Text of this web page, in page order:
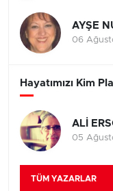
AYŞE
06
Hayatımızı Kim
ALİ
05
TÜM YAZARLAR